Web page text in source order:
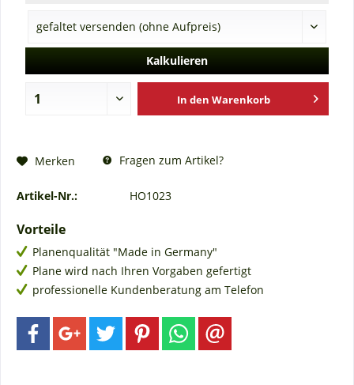
Kalkulieren
In den Warenkorb
Merken Fragen zum Artikel?
Artikel-Nr.: HO1023
Vorteile
Planenqualität "Made in Germany"
Plane wird nach Ihren Vorgaben gefertigt
professionelle Kundenberatung am Telefon